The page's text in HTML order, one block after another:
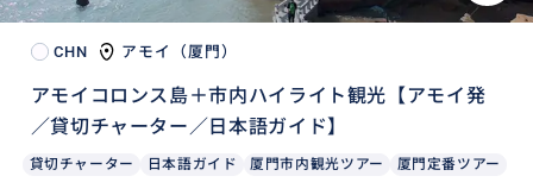
CHN アモイ（厦門）
アモイコロンス島＋市内ハイライト観光【アモイ発
／貸切チャーター／日本語ガイド】
貸切チャーター 日本語ガイド 厦門市内観光ツアー 厦門定番ツアー